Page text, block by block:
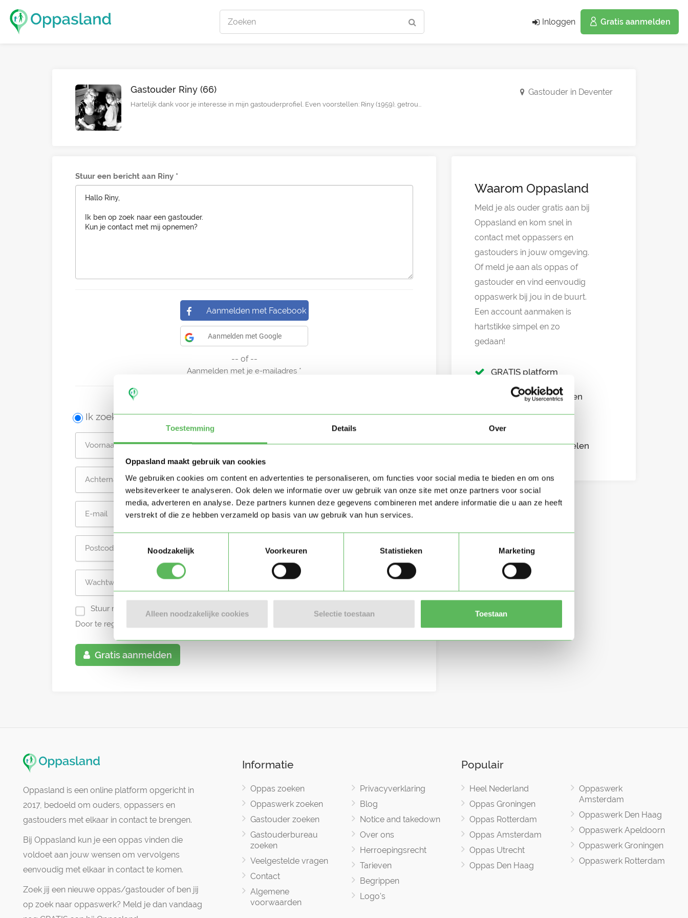
Toestemming Details Over
Oppasland maakt gebruik van cookies
We gebruiken cookies om content en advertenties te personaliseren, om functies voor social media te bieden en om ons
websiteverkeer te analyseren. Ook delen we informatie over uw gebruik van onze site met onze partners voor social
media, adverteren en analyse. Deze partners kunnen deze gegevens combineren met andere informatie die u aan ze heeft
verstrekt of die ze hebben verzameld op basis van uw gebruik van hun services.
Toestemmingsselectie
Noodzakelijk
Voorkeuren Statistieken Marketing
Alleen noodzakelijke cookies Selectie toestaan Toestaan
Zoeken Inloggen Gratis aanmelden
Gastouder Riny (66)
Hartelijk dank voor je interesse in mijn gastouderprofiel. Even voorstellen: Riny (1959), getrou...
Gastouder in Deventer
Stuur een bericht aan Riny
Aanmelden met Facebook
Aanmelden met Google
-- of --
Aanmelden met je e-mailadres
Ik zoek een oppas
Stuur mij nieuwe profielen in mijn omgeving per e-mail
Door te registreren ga je akkoord met de
Gratis aanmelden
Waarom Oppasland
Meld je als ouder gratis aan bij
Oppasland en kom snel in
contact met oppassers en
gastouders in jouw omgeving.
Of meld je aan als oppas of
gastouder en vind eenvoudig
oppaswerk bij jou in de buurt.
Een account aanmaken is
hartstikke simpel en zo
gedaan!
GRATIS platform
Eenvoudig aanmelden
Overzichtelijke profielen
Oppasland is een online platform opgericht in
2017, bedoeld om ouders, oppassers en
gastouders met elkaar in contact te brengen.
Bij Oppasland kun je een oppas vinden die
voldoet aan jouw wensen om vervolgens
eenvoudig met elkaar in contact te komen.
Zoek jij een nieuwe oppas/gastouder of ben jij
op zoek naar oppaswerk? Meld je dan vandaag
Informatie
Oppas zoeken
Oppaswerk zoeken
Gastouder zoeken
Gastouderbureau
zoeken
Veelgestelde vragen
Contact
Algemene
voorwaarden
Privacyverklaring
Blog
Notice and takedown
Over ons
Herroepingsrecht
Tarieven
Begrippen
Logo's
Populair
Heel Nederland
Oppas Groningen
Oppas Rotterdam
Oppas Amsterdam
Oppas Utrecht
Oppas Den Haag
Oppaswerk
Amsterdam
Oppaswerk Den Haag
Oppaswerk Apeldoorn
Oppaswerk Groningen
Oppaswerk Rotterdam